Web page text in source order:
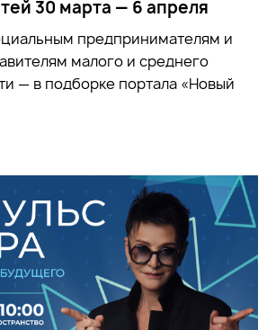
30 марта — 6 апреля
предпринимателям и
малого и среднего
— в подборке портала «Новый